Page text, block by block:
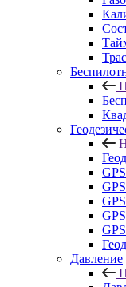
Давление